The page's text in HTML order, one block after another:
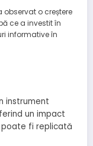
o creștere
ce a investit în
informative în
instrument
un impact
poate fi replicată